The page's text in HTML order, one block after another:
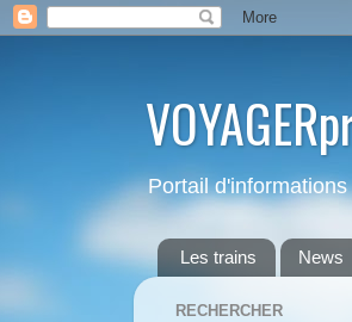
Portail
Les trains News
RECHERCHER